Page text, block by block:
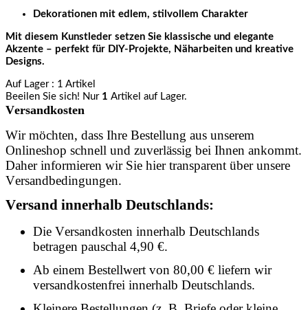
Dekorationen mit edlem, stilvollem Charakter
Mit diesem Kunstleder setzen Sie klassische und elegante
Akzente – perfekt für DIY-Projekte, Näharbeiten und kreative
Designs.
Auf Lager : 1 Artikel
Beeilen Sie sich! Nur 1 Artikel auf Lager.
Versandkosten
Wir möchten, dass Ihre Bestellung aus unserem
Onlineshop schnell und zuverlässig bei Ihnen ankommt.
Daher informieren wir Sie hier transparent über unsere
Versandbedingungen.
Versand innerhalb Deutschlands:
Die Versandkosten innerhalb Deutschlands
betragen pauschal 4,90 €.
Ab einem Bestellwert von 80,00 € liefern wir
versandkostenfrei innerhalb Deutschlands.